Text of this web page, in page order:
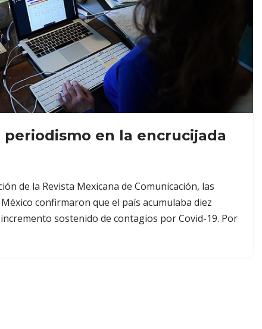
periodismo en la encrucijada
de la Revista Mexicana de Comunicación, las
confirmaron que el país acumulaba diez
sostenido de contagios por Covid-19. Por